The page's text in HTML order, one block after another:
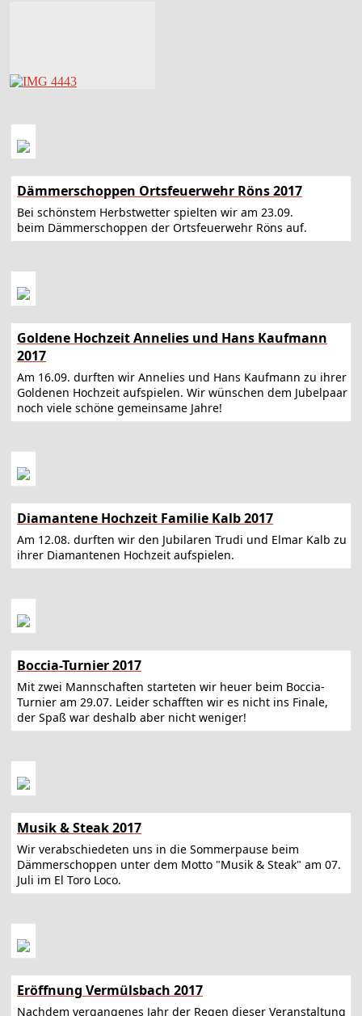
Dämmerschoppen Ortsfeuerwehr Röns 2017
Bei schönstem Herbstwetter spielten wir am 23.09.
beim Dämmerschoppen der Ortsfeuerwehr Röns auf.
Goldene Hochzeit Annelies und Hans Kaufmann
2017
Am 16.09. durften wir Annelies und Hans Kaufmann zu ihrer
Goldenen Hochzeit aufspielen. Wir wünschen dem Jubelpaar
noch viele schöne gemeinsame Jahre!
Diamantene Hochzeit Familie Kalb 2017
Am 12.08. durften wir den Jubilaren Trudi und Elmar Kalb zu
ihrer Diamantenen Hochzeit aufspielen.
Boccia-Turnier 2017
Mit zwei Mannschaften starteten wir heuer beim Boccia-
Turnier am 29.07. Leider schafften wir es nicht ins Finale,
der Spaß war deshalb aber nicht weniger!
Musik & Steak 2017
Wir verabschiedeten uns in die Sommerpause beim
Dämmerschoppen unter dem Motto "Musik & Steak" am 07.
Juli im El Toro Loco.
Eröffnung Vermülsbach 2017
Nachdem vergangenes Jahr der Regen dieser Veranstaltung